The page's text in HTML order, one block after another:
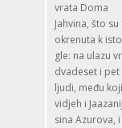
vrata Doma
Jahvina, što su
okrenuta k
gle: na ulazu
dvadeset i pet
ljudi, među
vidjeh i
sina Azurova, i